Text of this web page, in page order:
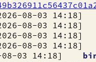
08-03
08-03
08-03
08-03
03 14:18]